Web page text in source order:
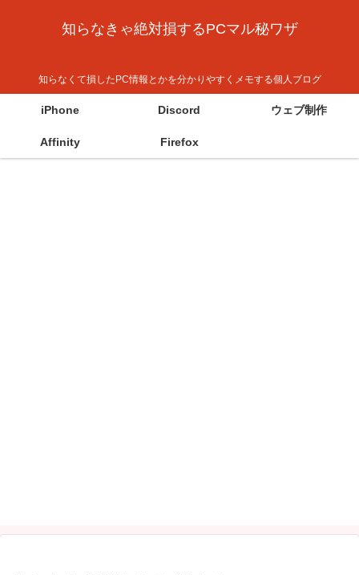
知らなきゃ絶対損するPCマル秘ワザ
知らなくて損したPC情報とかを分かりやすくメモする個人ブログ
iPhone Discord ウェブ制作
Affinity Firefox